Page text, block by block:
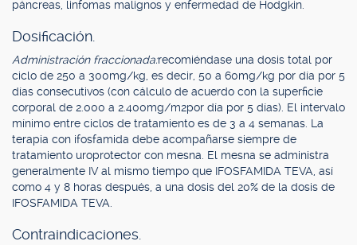
páncreas, linfomas malignos y enfermedad de Hodgkin.
Dosificación.
Administración fraccionada:recomiéndase una dosis total por
ciclo de 250 a 300mg/kg, es decir, 50 a 60mg/kg por día por 5
días consecutivos (con cálculo de acuerdo con la superficie
corporal de 2.000 a 2.400mg/m2por día por 5 días). El intervalo
mínimo entre ciclos de tratamiento es de 3 a 4 semanas. La
terapia con ifosfamida debe acompañarse siempre de
tratamiento uroprotector con mesna. El mesna se administra
generalmente IV al mismo tiempo que IFOSFAMIDA TEVA, así
como 4 y 8 horas después, a una dosis del 20% de la dosis de
IFOSFAMIDA TEVA.
Contraindicaciones.